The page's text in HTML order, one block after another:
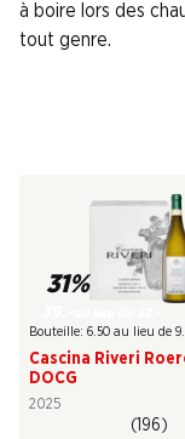
à boire lors des
tout genre.
31%
Bouteille: 6.50 au lieu de
Cascina Riveri
DOCG
2025
(196)